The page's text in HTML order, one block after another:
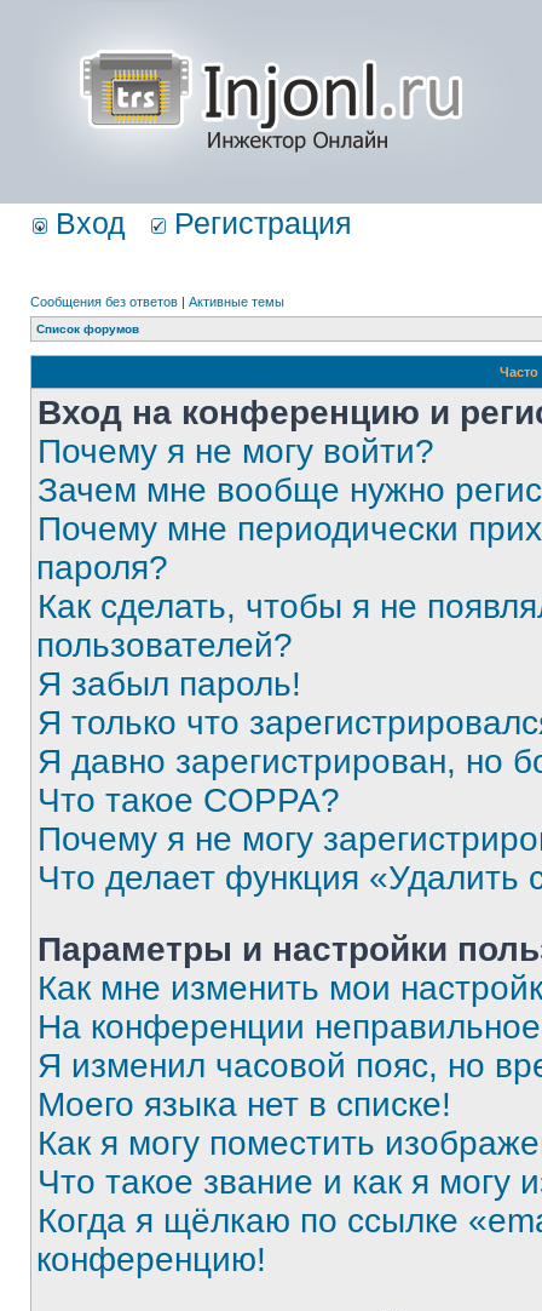
Вход Регистрация
Сообщения без ответов | Активные темы
Список форумов
Вход на конференцию и
Почему я не могу войти?
Зачем мне вообще нужно
Почему мне периодически
пароля?
Как сделать, чтобы я не
пользователей?
Я забыл пароль!
Я только что
Я давно зарегистрирован, но
Что такое COPPA?
Почему я не могу
Что делает функция «Удалить
Параметры и настройки
Как мне изменить мои
На конференции
Я изменил часовой пояс, но
Моего языка нет в списке!
Как я могу поместить
Что такое звание и как я могу
Когда я щёлкаю по ссылке
конференцию!